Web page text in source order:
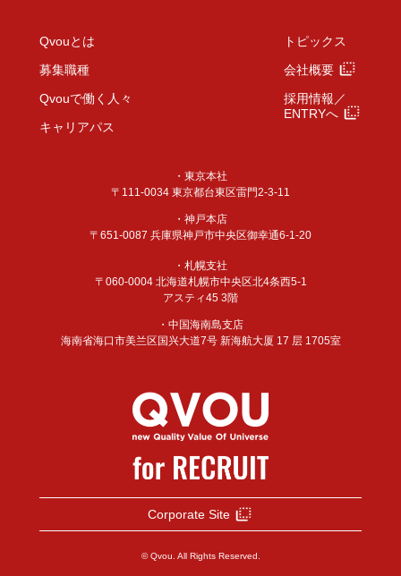
Corporate Site
© Qvou. All Rights Reserved.
・東京本社
〒111-0034 東京都台東区雷門2-3-11
・神戸本店
〒651-0087 兵庫県神戸市中央区御幸通6-1-20
・札幌支社
〒060-0004 北海道札幌市中央区北4条西5-1
アスティ45 3階
・中国海南島支店
海南省海口市美兰区国兴大道7号 新海航大厦 17 层 1705室
Qvouとは
募集職種
Qvouで働く人々
キャリアパス
トピックス
会社概要
採用情報／
ENTRYへ